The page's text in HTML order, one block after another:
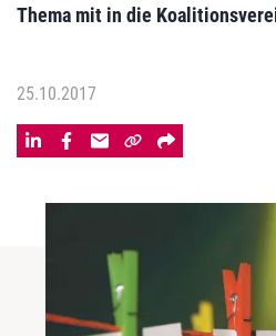
Thema mit in die
25.10.2017